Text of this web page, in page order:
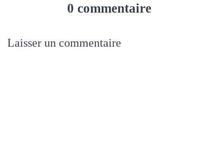
0 commentaire
Laisser un commentaire